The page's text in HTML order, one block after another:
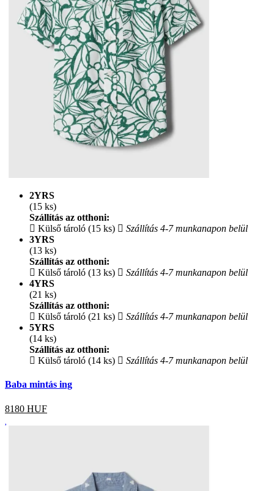
2YRS
(15 ks)
Szállítás az otthoni:
Külső tároló (15 ks)
Szállítás 4-7 munkanapon belül
3YRS
(13 ks)
Szállítás az otthoni:
Külső tároló (13 ks)
Szállítás 4-7 munkanapon belül
4YRS
(21 ks)
Szállítás az otthoni:
Külső tároló (21 ks)
Szállítás 4-7 munkanapon belül
5YRS
(14 ks)
Szállítás az otthoni:
Külső tároló (14 ks)
Szállítás 4-7 munkanapon belül
Baba mintás ing
8180 HUF